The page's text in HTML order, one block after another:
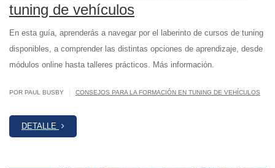
tuning de vehículos
En esta guía, aprenderás a navegar por el laberinto de cursos de tuning
disponibles, a comprender las distintas opciones de aprendizaje, desde
módulos online hasta talleres prácticos. Más información.
POR PAUL BUSBY CONSEJOS PARA LA FORMACIÓN EN TUNING DE VEHÍCULOS
DETALLE